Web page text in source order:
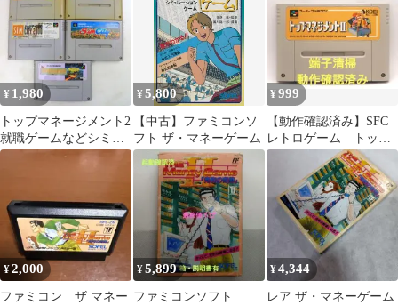
¥ 1,980
トップマネージメント2
就職ゲームなどシミュ
レーションゲーム5点
¥5,800
【中古】ファミコンソ
フト ザ・マネーゲーム
¥999
【動作確認済み】SFC
レトロゲーム トップ
マネージメント2 ヤケ
¥2,000
ファミコン ザ マネー
¥5,899
ファミコンソフト
¥4,344
レア ザ・マネーゲーム